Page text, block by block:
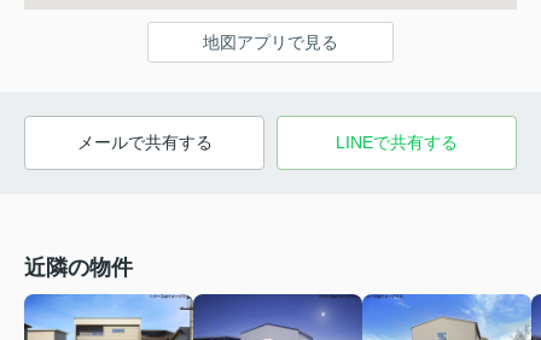
地図アプリで見る
メールで共有する LINEで共有する
近隣の物件